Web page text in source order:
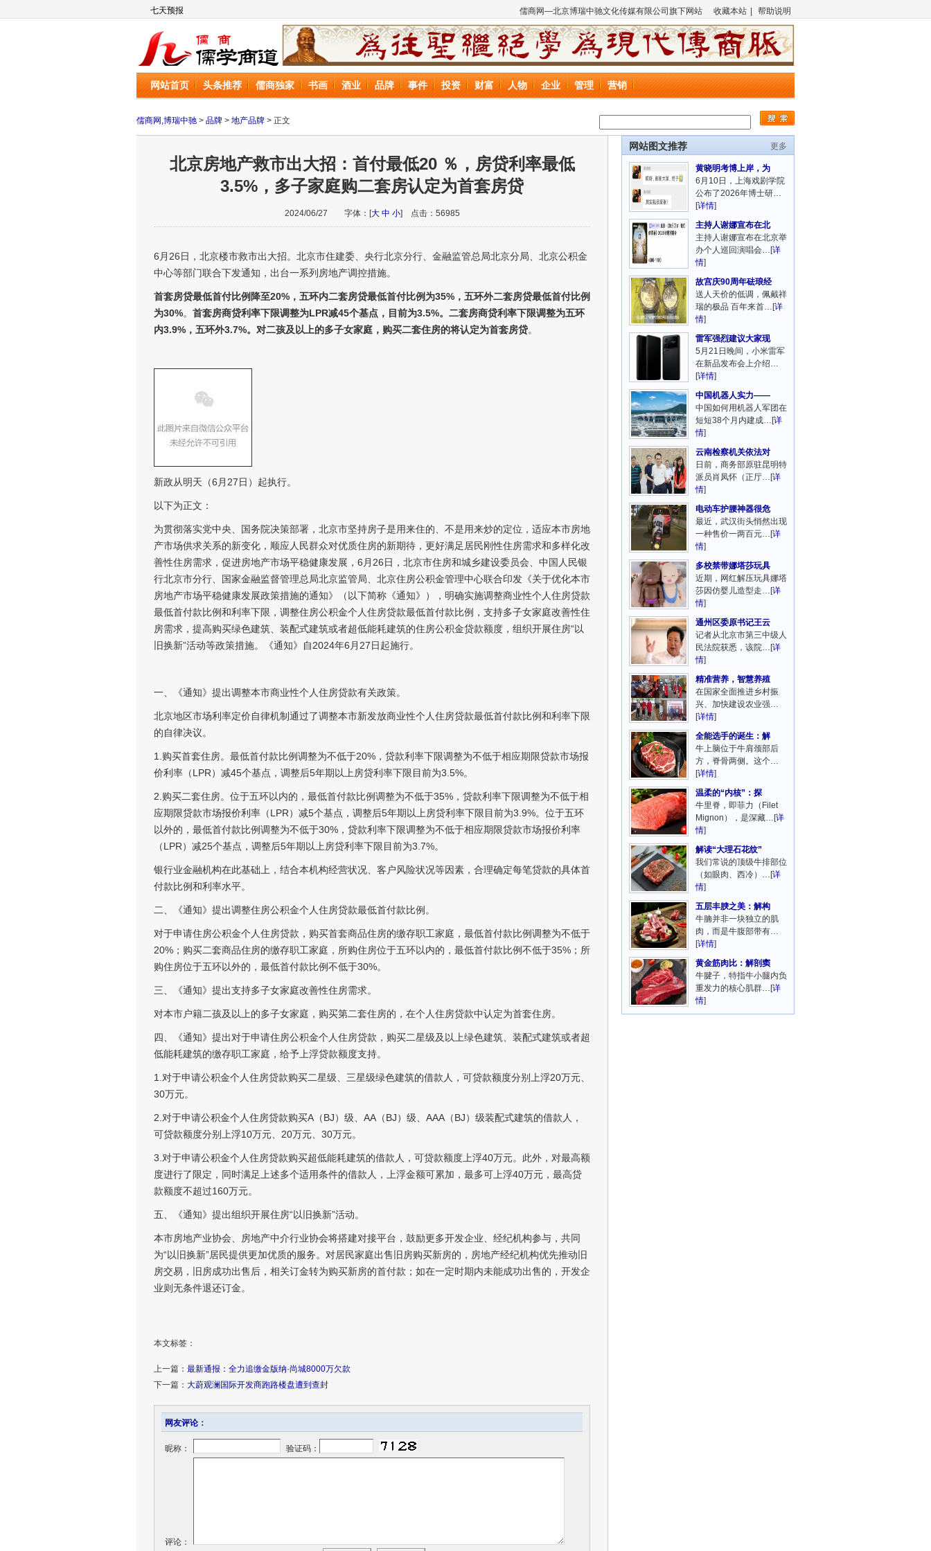
儒商网—北京博瑞中驰文化传媒有限公司旗下网站 收藏本站 帮助说明
儒商网
网站首页 头条推荐 儒商独家 书画 酒业 品牌 事件 投资 财富 人物 企业 管理 营销
儒商网,博瑞中驰 > 品牌 > 地产品牌 > 正文
北京房地产救市出大招：首付最低20 ％，房贷利率最低
3.5%，多子家庭购二套房认定为首套房贷
2024/06/27 字体：[大 中 小] 点击： 56985
6月26日，北京楼市救市出大招。北京市住建委、央行北京分行、金融监管总局北京分局、北京公积金
中心等部门联合下发通知，出台一系列房地产调控措施。
首套房贷最低首付比例降至20%，五环内二套房贷最低首付比例为35%，五环外二套房贷最低首付比例
为30%。 首套房商贷利率下限调整为LPR减45个基点，目前为3.5%。二套房商贷利率下限调整为五环
内3.9%，五环外3.7%。对二孩及以上的多子女家庭，购买二套住房的将认定为首套房贷。
新政从明天（6月27日）起执行。
以下为正文：
为贯彻落实党中央、国务院决策部署，北京市坚持房子是用来住的、不是用来炒的定位，适应本市房地
产市场供求关系的新变化，顺应人民群众对优质住房的新期待，更好满足居民刚性住房需求和多样化改
善性住房需求，促进房地产市场平稳健康发展，6月26日，北京市住房和城乡建设委员会、中国人民银
行北京市分行、国家金融监督管理总局北京监管局、北京住房公积金管理中心联合印发《关于优化本市
房地产市场平稳健康发展政策措施的通知》（以下简称《通知》），明确实施调整商业性个人住房贷款
最低首付款比例和利率下限，调整住房公积金个人住房贷款最低首付款比例，支持多子女家庭改善性住
房需求，提高购买绿色建筑、装配式建筑或者超低能耗建筑的住房公积金贷款额度，组织开展住房“以
旧换新”活动等政策措施。《通知》自2024年6月27日起施行。
一、《通知》提出调整本市商业性个人住房贷款有关政策。
北京地区市场利率定价自律机制通过了调整本市新发放商业性个人住房贷款最低首付款比例和利率下限
的自律决议。
1.购买首套住房。最低首付款比例调整为不低于20%，贷款利率下限调整为不低于相应期限贷款市场报
价利率（LPR）减45个基点，调整后5年期以上房贷利率下限目前为3.5%。
2.购买二套住房。位于五环以内的，最低首付款比例调整为不低于35%，贷款利率下限调整为不低于相
应期限贷款市场报价利率（LPR）减5个基点，调整后5年期以上房贷利率下限目前为3.9%。位于五环
以外的，最低首付款比例调整为不低于30%，贷款利率下限调整为不低于相应期限贷款市场报价利率
（LPR）减25个基点，调整后5年期以上房贷利率下限目前为3.7%。
银行业金融机构在此基础上，结合本机构经营状况、客户风险状况等因素，合理确定每笔贷款的具体首
付款比例和利率水平。
二、《通知》提出调整住房公积金个人住房贷款最低首付款比例。
对于申请住房公积金个人住房贷款，购买首套商品住房的缴存职工家庭，最低首付款比例调整为不低于
20%；购买二套商品住房的缴存职工家庭，所购住房位于五环以内的，最低首付款比例不低于35%；所
购住房位于五环以外的，最低首付款比例不低于30%。
三、《通知》提出支持多子女家庭改善性住房需求。
对本市户籍二孩及以上的多子女家庭，购买第二套住房的，在个人住房贷款中认定为首套住房。
四、《通知》提出对于申请住房公积金个人住房贷款，购买二星级及以上绿色建筑、装配式建筑或者超
低能耗建筑的缴存职工家庭，给予上浮贷款额度支持。
1.对于申请公积金个人住房贷款购买二星级、三星级绿色建筑的借款人，可贷款额度分别上浮20万元、
30万元。
2.对于申请公积金个人住房贷款购买A（BJ）级、AA（BJ）级、AAA（BJ）级装配式建筑的借款人，
可贷款额度分别上浮10万元、20万元、30万元。
3.对于申请公积金个人住房贷款购买超低能耗建筑的借款人，可贷款额度上浮40万元。此外，对最高额
度进行了限定，同时满足上述多个适用条件的借款人，上浮金额可累加，最多可上浮40万元，最高贷
款额度不超过160万元。
五、《通知》提出组织开展住房“以旧换新”活动。
本市房地产业协会、房地产中介行业协会将搭建对接平台，鼓励更多开发企业、经纪机构参与，共同
为“以旧换新”居民提供更加优质的服务。对居民家庭出售旧房购买新房的，房地产经纪机构优先推动旧
房交易，旧房成功出售后，相关订金转为购买新房的首付款；如在一定时期内未能成功出售的，开发企
业则无条件退还订金。
本文标签：
上一篇： 最新通报：全力追缴金版纳·尚城8000万欠款
下一篇： 大蔚观澜国际开发商跑路楼盘遭到查封
网友评论 ：
昵称： 验证码：
评论：
网站图文推荐 更多
黄晓明考博上岸，为
6月10日，上海戏剧学院
公布了2026年博士研…
[详情]
主持人谢娜宣布在北
主持人谢娜宣布在北京举
办个人巡回演唱会…[详
情]
故宫庆90周年砝琅经
送人天价的低调，佩戴祥
瑞的极品 百年来首…[详
情]
雷军强烈建议大家现
5月21日晚间，小米雷军
在新品发布会上介绍…
[详情]
中国机器人实力——
中国如何用机器人军团在
短短38个月内建成…[详
情]
云南检察机关依法对
日前，商务部原驻昆明特
派员肖凤怀（正厅…[详
情]
电动车护腰神器很危
最近，武汉街头悄然出现
一种售价一两百元…[详
情]
多校禁带娜塔莎玩具
近期，网红解压玩具娜塔
莎因仿婴儿造型走…[详
情]
通州区委原书记王云
记者从北京市第三中级人
民法院获悉，该院…[详
情]
精准营养，智慧养殖
在国家全面推进乡村振
兴、加快建设农业强…
[详情]
全能选手的诞生：解
牛上脑位于牛肩颈部后
方，脊骨两侧。这个…
[详情]
温柔的“内核”：探
牛里脊，即菲力（Filet
Mignon），是深藏…[详
情]
解读“大理石花纹”
我们常说的顶级牛排部位
（如眼肉、西冷）…[详
情]
五层丰腴之美：解构
牛腩并非一块独立的肌
肉，而是牛腹部带有…
[详情]
黄金筋肉比：解剖窦
牛腱子，特指牛小腿内负
重发力的核心肌群…[详
情]